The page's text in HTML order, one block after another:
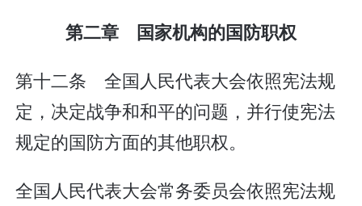
第二章 国家机构的国防职权
第十二条 全国人民代表大会依照宪法规
定，决定战争和和平的问题，并行使宪法
规定的国防方面的其他职权。
全国人民代表大会常务委员会依照宪法规